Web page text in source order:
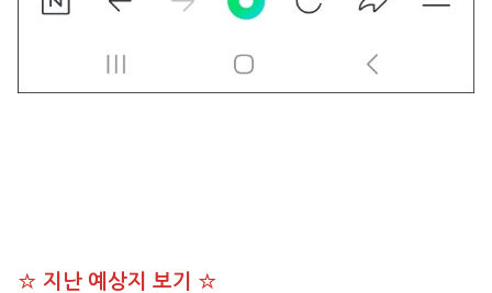
☆ 지난 예상지 보기 ☆